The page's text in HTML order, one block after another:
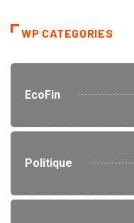
WP CATEGORIES
EcoFin
Politique